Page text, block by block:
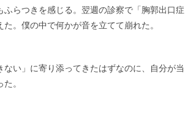
らつきを感じる。翌週の診察で「胸郭出口症
。僕の中で何かが音を立てて崩れた。
い」に寄り添ってきたはずなのに、自分が当
。